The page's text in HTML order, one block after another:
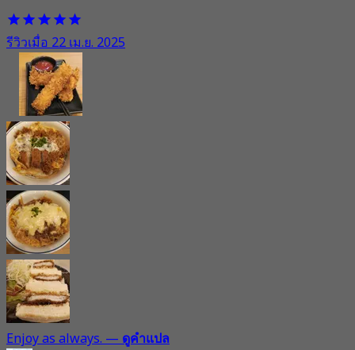
รีวิวเมื่อ 22 เม.ย. 2025
Enjoy as always.—ดูคำแปล